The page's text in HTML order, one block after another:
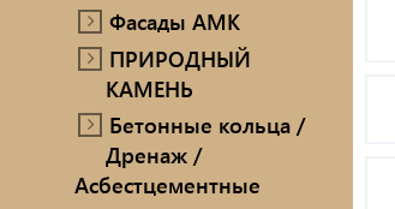
Бетонные кольца / Дренаж /
Асбестцементные изделия
Блоки / Кирпич / Гипсокартон...
Фасады AMK
ПРИРОДНЫЙ
КАМЕНЬ
Бетонные кольца /
Дренаж /
Асбестцементные